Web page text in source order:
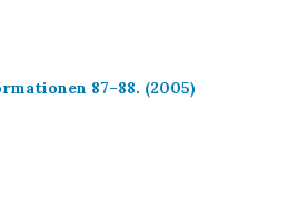
87–88. (2005)